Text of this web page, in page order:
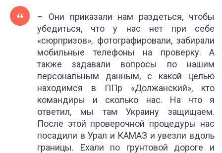
– Они приказали нам раздеться, чтобы
убедиться, что у нас нет при себе
«сюрпризов», фотографировали, забирали
мобильные телефоны на проверку. А
также задавали вопросы по нашим
персональным данным, с какой целью
находимся в ППр «Должанский», кто
командиры и сколько нас. На что я
ответил, мы там Украину защищаем.
После этой проверочной процедуры нас
посадили в Урал и КАМАЗ и увезли вдоль
границы. Ехали по грунтовой дороге и